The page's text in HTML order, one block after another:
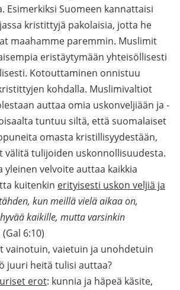
Esimerkiksi Suomeen kannattaisi
kristittyjä pakolaisia, jotta he
maahamme paremmin. Muslimit
eristäytymään yhteisöllisesti
Kotouttaminen onnistuu
kohdalla. Muslimivaltiot
auttaa omia uskonveljiään ja -
tuntuu siltä, että suomalaiset
omasta kristillisyydestään,
välitä tulijoiden uskonnollisuudesta.
yleinen velvoite auttaa kaikkia
kuitenkin erityisesti uskon veljiä ja
kun meillä vielä aikaa on,
kaikille, mutta varsinkin
(Gal 6:10)
vainotuin, vaietuin ja unohdetuin
juuri heitä tulisi auttaa?
erot: kunnia ja häpeä käsite,